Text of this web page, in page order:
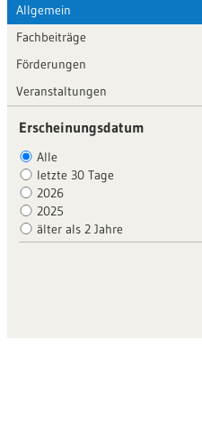
Allgemein
Fachbeiträge
Förderungen
Veranstaltungen
Erscheinungsdatum
Alle
letzte 30 Tage
2026
2025
älter als 2 Jahre